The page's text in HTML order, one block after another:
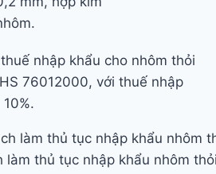
nhập khẩu cho nhôm thỏi
76012000, với thuế nhập
làm thủ tục nhập khẩu nhôm